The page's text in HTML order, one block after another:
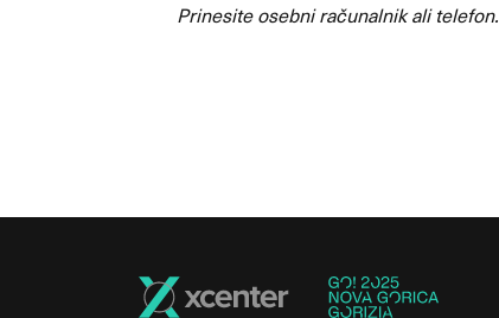
Prinesite osebni računalnik ali telefon.